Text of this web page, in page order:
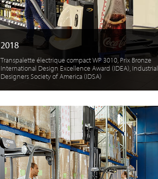
2018
Transpalette électrique compact WP 3010, Prix Bronze
International Design Excellence Award (IDEA), Industrial
Designers Society of America (IDSA)